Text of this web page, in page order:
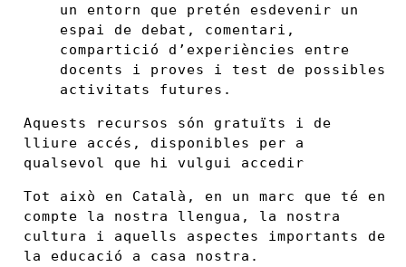
un entorn que pretén esdevenir un
espai de debat, comentari,
compartició d’experiències entre
docents i proves i test de possibles
activitats futures.
Aquests recursos són gratuïts i de
lliure accés, disponibles per a
qualsevol que hi vulgui accedir
Tot això en Català, en un marc que té en
compte la nostra llengua, la nostra
cultura i aquells aspectes importants de
la educació a casa nostra.